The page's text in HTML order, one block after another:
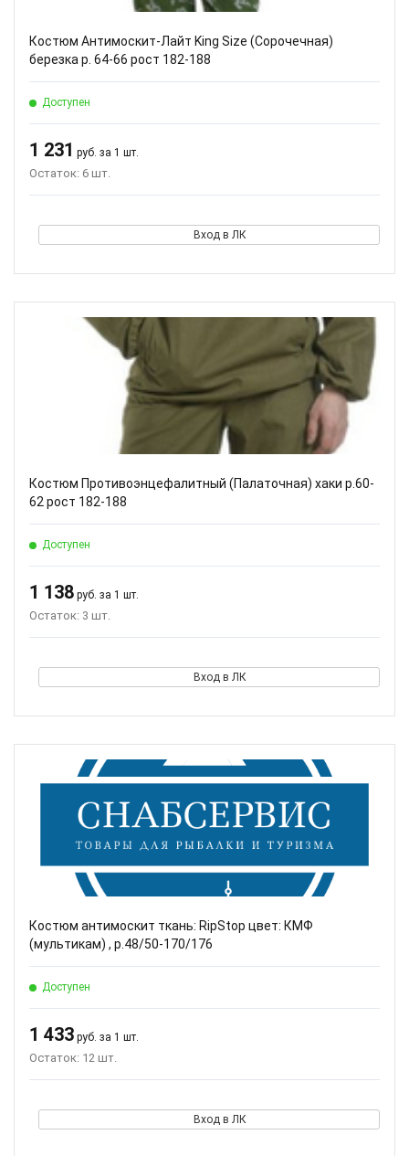
Костюм Антимоскит-Лайт King Size (Сорочечная)
березка р. 64-66 рост 182-188
Доступен
1 231 руб. за 1 шт.
Остаток: 6 шт.
Вход в ЛК
Костюм Противоэнцефалитный (Палаточная) хаки р.60-
62 рост 182-188
Доступен
1 138 руб. за 1 шт.
Остаток: 3 шт.
Вход в ЛК
Костюм антимоскит ткань: RipStop цвет: КМФ
(мультикам) , р.48/50-170/176
Доступен
1 433 руб. за 1 шт.
Остаток: 12 шт.
Вход в ЛК